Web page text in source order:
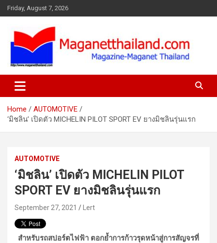
Skip
to
Friday, August 7, 2026
Home
AUTOMOTIVE
‘มิชลิน’ เปิดตัว MICHELIN PILOT SPORT EV ยางมิชลินรุ่นแรก
AUTOMOTIVE
‘มิชลิน’ เปิดตัว MICHELIN PILOT
SPORT EV ยางมิชลินรุ่นแรก
September 27, 2021 Lert
สำหรับรถสปอร์ตไฟฟ้า ตอกย้ำการก้าวรุดหน้าสู่การสัญจรที่